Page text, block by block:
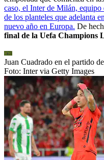
caso, el Inter de Milán,
de los planteles que adelanta
nuevo año en Europa. De
final de la Uefa Champions
Juan Cuadrado en el partido
Foto: Inter via Getty Images